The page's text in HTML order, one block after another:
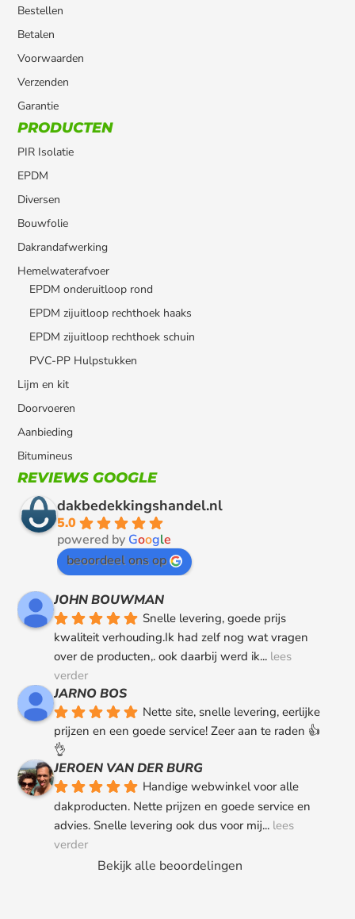
Bestellen
Betalen
Voorwaarden
Verzenden
Garantie
PRODUCTEN
PIR Isolatie
EPDM
Diversen
Bouwfolie
Dakrandafwerking
Hemelwaterafvoer
EPDM onderuitloop rond
EPDM zijuitloop rechthoek haaks
EPDM zijuitloop rechthoek schuin
PVC-PP Hulpstukken
Lijm en kit
Doorvoeren
Aanbieding
Bitumineus
REVIEWS GOOGLE
dakbedekkingshandel.nl
5.0
powered by Google
beoordeel ons op
JOHN BOUWMAN
Snelle levering, goede prijs
kwaliteit verhouding.Ik had zelf nog wat vragen
over de producten,. ook daarbij werd ik... lees
verder
JARNO BOS
Nette site, snelle levering, eerlijke
prijzen en een goede service! Zeer aan te raden 👍
👌
JEROEN VAN DER BURG
Handige webwinkel voor alle
dakproducten. Nette prijzen en goede service en
advies. Snelle levering ook dus voor mij... lees
verder
Bekijk alle beoordelingen